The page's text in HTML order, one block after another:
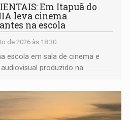
Em Itapuã do
leva cinema
na escola
de 2026 às 18:30
escola em sala de cinema e
produzido na